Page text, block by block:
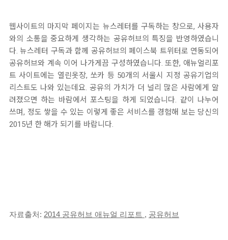
웹사이트의 마지막 페이지는 뉴스레터를 구독하는 창으로, 사용자
와의 소통을 중요하게 생각하는 공유허브의 특징을 반영하였습니
다. 뉴스레터 구독과 함께 공유허브의 페이스북 트위터로 연동되어
공유허브와 계속 이어 나가게끔 구성하였습니다. 또한, 애뉴얼리포
트 사이트에는 열린옷장, 쏘카 등 50개의 서울시 지정 공유기업의
리스트도 나와 있는데요. 공유의 가치가 더 널리 많은 사람에게 알
려졌으면 하는 바람에서 포스팅을 하게 되었습니다. 같이 나누어
쓰며, 정도 쌓을 수 있는 이렇게 좋은 서비스를 경험해 보는 당신의
2015년 한 해가 되기를 바랍니다.
자료출처: 2014 공유허브 애뉴얼 리포트 , 공유허브